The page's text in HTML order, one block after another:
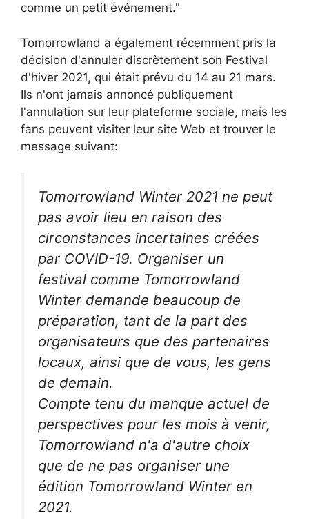
comme un petit événement."
Tomorrowland a également récemment pris la
décision d'annuler discrètement son Festival
d'hiver 2021, qui était prévu du 14 au 21 mars.
Ils n'ont jamais annoncé publiquement
l'annulation sur leur plateforme sociale, mais les
fans peuvent visiter leur site Web et trouver le
message suivant:
Tomorrowland Winter 2021 ne peut
pas avoir lieu en raison des
circonstances incertaines créées
par COVID-19. Organiser un
festival comme Tomorrowland
Winter demande beaucoup de
préparation, tant de la part des
organisateurs que des partenaires
locaux, ainsi que de vous, les gens
de demain.
Compte tenu du manque actuel de
perspectives pour les mois à venir,
Tomorrowland n'a d'autre choix
que de ne pas organiser une
édition Tomorrowland Winter en
2021.